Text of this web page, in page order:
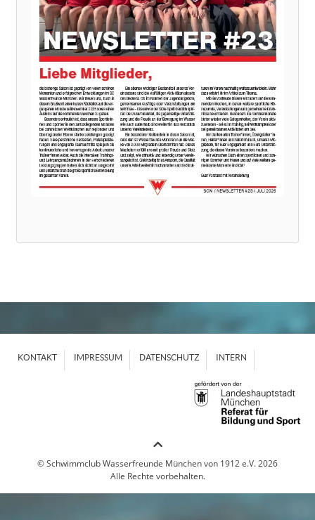
KONTAKT IMPRESSUM DATENSCHUTZ INTERN
© Schwimmclub Wasserfreunde München von 1912 e.V. 2026
Alle Rechte vorbehalten.